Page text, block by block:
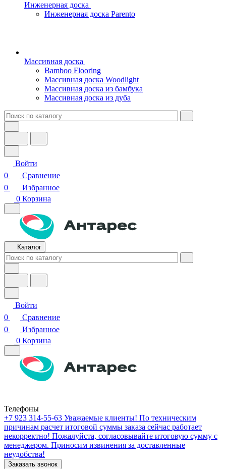
Инженерная доска
Инженерная доска Parento
Массивная доска
Bamboo Flooring
Массивная доска Woodlight
Массивная доска из бамбука
Массивная доска из дуба
Войти
0
Сравнение
0
Избранное
0 Корзина
Каталог
Войти
0
Сравнение
0
Избранное
0 Корзина
Телефоны
+7 923 314-55-63 Уважаемые клиенты! По техническим
причинам расчет итоговой суммы заказа сейчас работает
некорректно! Пожалуйста, согласовывайте итоговую сумму с
менеджером. Приносим извинения за доставленные
неудобства!
Заказать звонок